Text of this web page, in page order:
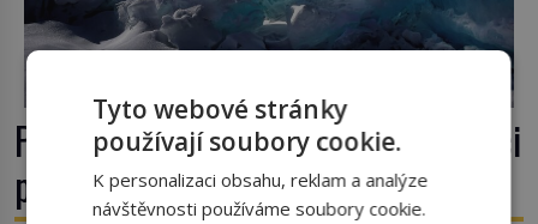
Podivuhodná zvířata: Kteří obratlovci
přežijí zmrazení?
Tyto webové stránky
používají soubory cookie.
K personalizaci obsahu, reklam a analýze
návštěvnosti používáme soubory cookie.